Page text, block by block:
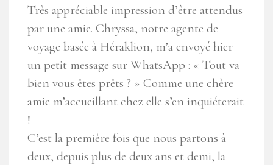
Très appréciable impression d’être attendus
par une amie. Chryssa, notre agente de
voyage basée à Héraklion, m’a envoyé hier
un petit message sur WhatsApp : « Tout va
bien vous êtes prêts ? » Comme une chère
amie m’accueillant chez elle s’en inquiéterait
!
C’est la première fois que nous partons à
deux, depuis plus de deux ans et demi, la